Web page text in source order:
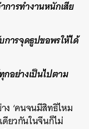
การทำงานหนักเสีย
การจุดธูปขอพรให้ได้
อย่างเป็นไปตาม
ง ‘คนจนมีสิทธิไหม
ดียวกันในจีนก็ไม่